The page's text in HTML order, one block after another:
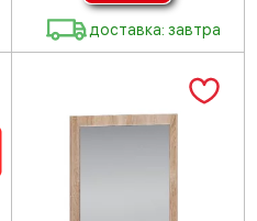
доставка: завтра